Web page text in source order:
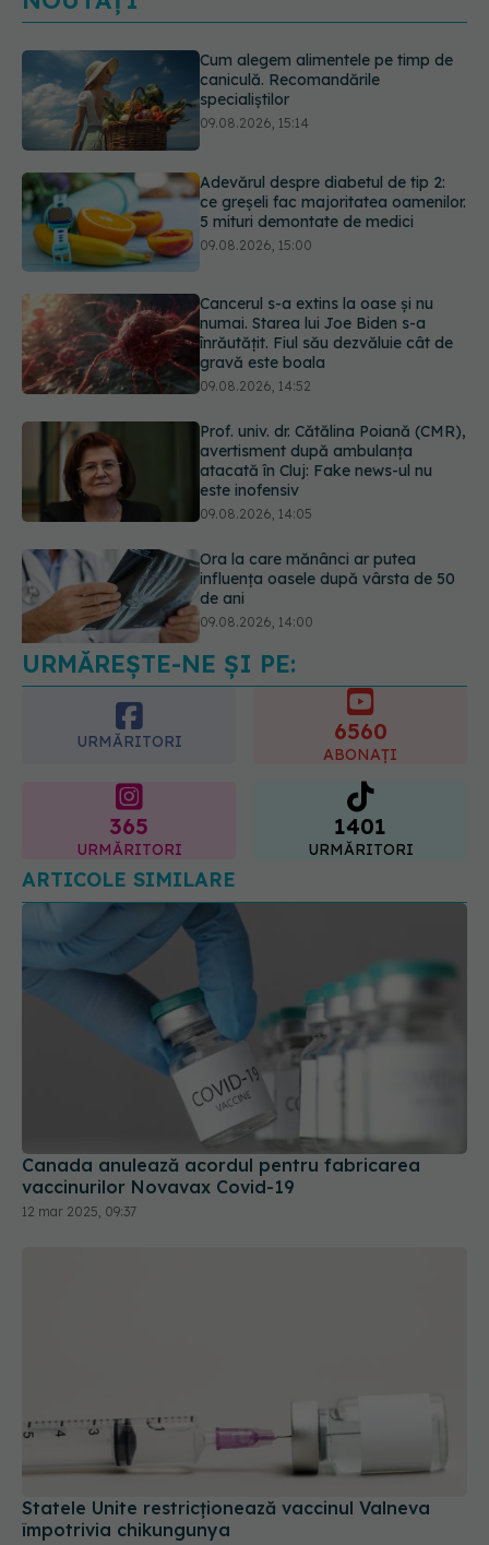
Adevărul despre diabetul de tip 2:
ce greșeli fac majoritatea oamenilor.
5 mituri demontate de medici
Cancerul s-a extins la oase și nu
numai. Starea lui Joe Biden s-a
înrăutățit. Fiul său dezvăluie cât de
gravă este boala
Prof. univ. dr. Cătălina Poiană (CMR),
avertisment după ambulanța
atacată în Cluj: Fake news-ul nu
este inofensiv
Ora la care mănânci ar putea
influența oasele după vârsta de 50
de ani
09.08.2026, 14:00
Cum alegem alimentele pe timp de
caniculă. Recomandările
specialiștilor
URMĂREȘTE-NE ȘI PE:
URMĂRITORI 6560
ABONAȚI
365
URMĂRITORI
1401
URMĂRITORI
ARTICOLE SIMILARE
Canada anulează acordul pentru fabricarea
vaccinurilor Novavax Covid-19
12 mar 2025, 09:37
Statele Unite restricţionează vaccinul Valneva
împotrivia chikungunya